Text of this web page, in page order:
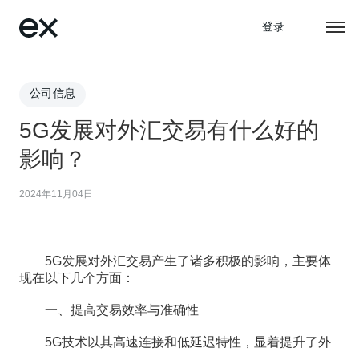
登录
公司信息
5G发展对外汇交易有什么好的
影响？
2024年11月04日
5G发展对外汇交易产生了诸多积极的影响，主要体
现在以下几个方面：
一、提高交易效率与准确性
5G技术以其高速连接和低延迟特性，显着提升了外